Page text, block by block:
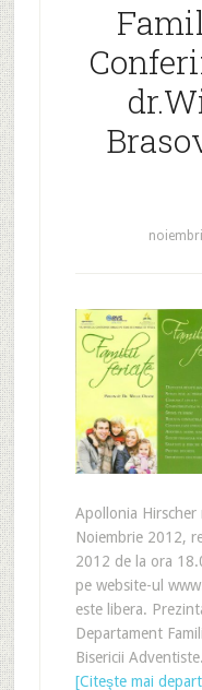
Apollonia
Noiembrie 2012,
2012 de la ora
pe website-ul
este libera.
Departament
Bisericii
[Citeşte mai